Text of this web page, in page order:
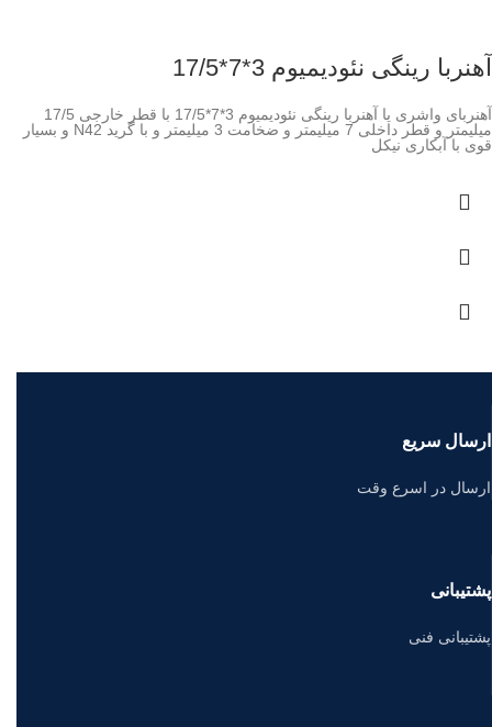
آهنربا رینگی نئودیمیوم 3*7*17/5
آهنربای واشری یا آهنربا رینگی نئودیمیوم 3*7*17/5 با قطر خارجی 17/5
میلیمتر و قطر داخلی 7 میلیمتر و ضخامت 3 میلیمتر و با گرید N42 و بسیار
قوی با آبکاری نیکل
ارسال سریع
ارسال در اسرع وقت
پشتیبانی
پشتیبانی فنی